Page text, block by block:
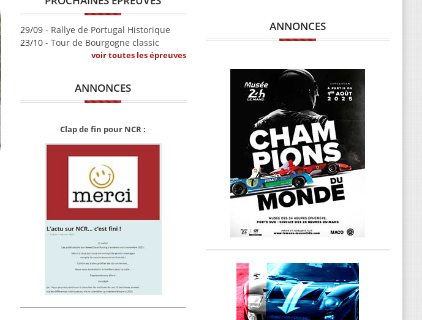
29/09 - Rallye de Portugal Historique
23/10 - Tour de Bourgogne classic
voir toutes les épreuves
ANNONCES
Clap de fin pour NCR :
ANNONCES